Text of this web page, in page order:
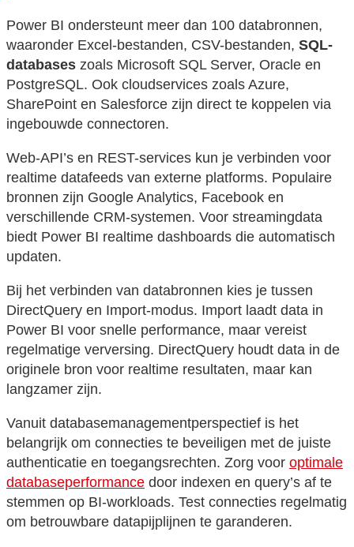
Power BI ondersteunt meer dan 100 databronnen,
waaronder Excel-bestanden, CSV-bestanden, SQL-
databases zoals Microsoft SQL Server, Oracle en
PostgreSQL. Ook cloudservices zoals Azure,
SharePoint en Salesforce zijn direct te koppelen via
ingebouwde connectoren.
Web-API’s en REST-services kun je verbinden voor
realtime datafeeds van externe platforms. Populaire
bronnen zijn Google Analytics, Facebook en
verschillende CRM-systemen. Voor streamingdata
biedt Power BI realtime dashboards die automatisch
updaten.
Bij het verbinden van databronnen kies je tussen
DirectQuery en Import-modus. Import laadt data in
Power BI voor snelle performance, maar vereist
regelmatige verversing. DirectQuery houdt data in de
originele bron voor realtime resultaten, maar kan
langzamer zijn.
Vanuit databasemanagementperspectief is het
belangrijk om connecties te beveiligen met de juiste
authenticatie en toegangsrechten. Zorg voor optimale
databaseperformance door indexen en query’s af te
stemmen op BI-workloads. Test connecties regelmatig
om betrouwbare datapijplijnen te garanderen.